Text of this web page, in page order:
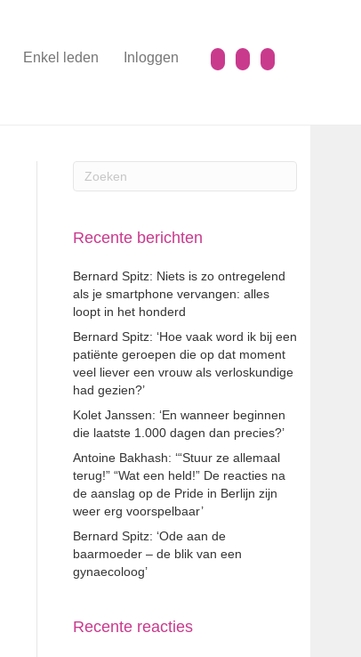
Enkel leden Inloggen
Recente berichten
Bernard Spitz: Niets is zo ontregelend
als je smartphone vervangen: alles
loopt in het honderd
Bernard Spitz: ‘Hoe vaak word ik bij een
patiënte geroepen die op dat moment
veel liever een vrouw als verloskundige
had gezien?’
Kolet Janssen: ‘En wanneer beginnen
die laatste 1.000 dagen dan precies?’
Antoine Bakhash: ‘“Stuur ze allemaal
terug!” “Wat een held!” De reacties na
de aanslag op de Pride in Berlijn zijn
weer erg voorspelbaar’
Bernard Spitz: ‘Ode aan de
baarmoeder – de blik van een
gynaecoloog’
Recente reacties